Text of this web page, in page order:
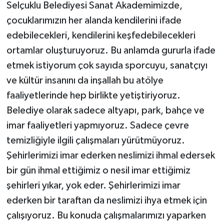
Selçuklu Belediyesi Sanat Akademimizde,
çocuklarımızın her alanda kendilerini ifade
edebilecekleri, kendilerini keşfedebilecekleri
ortamlar oluşturuyoruz. Bu anlamda gururla ifade
etmek istiyorum çok sayıda sporcuyu, sanatçıyı
ve kültür insanını da inşallah bu atölye
faaliyetlerinde hep birlikte yetiştiriyoruz.
Belediye olarak sadece altyapı, park, bahçe ve
imar faaliyetleri yapmıyoruz. Sadece çevre
temizliğiyle ilgili çalışmaları yürütmüyoruz.
Şehirlerimizi imar ederken neslimizi ihmal edersek
bir gün ihmal ettiğimiz o nesil imar ettiğimiz
şehirleri yıkar, yok eder. Şehirlerimizi imar
ederken bir taraftan da neslimizi ihya etmek için
çalışıyoruz. Bu konuda çalışmalarımızı yaparken